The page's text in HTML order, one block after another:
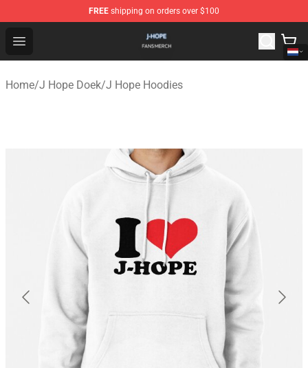
FREE shipping on orders over $100
Open menu
J Hope Shop - Official J Hope Merchandise Store
Home/J Hope Doek/J Hope Hoodies